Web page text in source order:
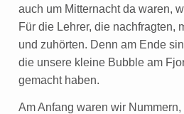
auch um Mitternacht da waren,
Für die Lehrer, die nachfragten,
und zuhörten. Denn am Ende
die unsere kleine Bubble am
gemacht haben.
Am Anfang waren wir